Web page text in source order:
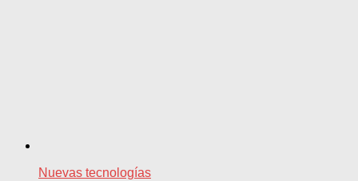
Nuevas tecnologías